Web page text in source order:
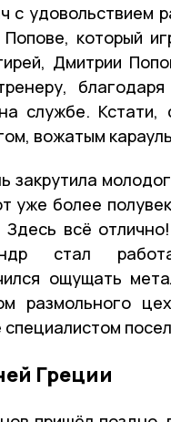
с удовольствием
который
Дмитрии
службе.
вожатым
закрутила
уже более
Здесь всё
стал
ощущать
размольного
Греции